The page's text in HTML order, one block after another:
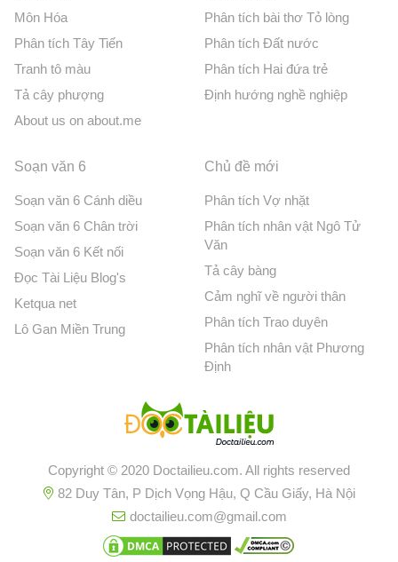
Môn Hóa
Phân tích Tây Tiến
Tranh tô màu
Tả cây phượng
About us on about.me
Phân tích bài thơ Tỏ lòng
Phân tích Đất nước
Phân tích Hai đứa trẻ
Định hướng nghề nghiệp
Soạn văn 6
Soạn văn 6 Cánh diều
Soạn văn 6 Chân trời
Soạn văn 6 Kết nối
Đọc Tài Liệu Blog's
Ketqua net
Lô Gan Miền Trung
Chủ đề mới
Phân tích Vợ nhặt
Phân tích nhân vật Ngô Tử
Văn
Tả cây bàng
Cảm nghĩ về người thân
Phân tích Trao duyên
Phân tích nhân vật Phương
Định
Copyright © 2020 Doctailieu.com. All rights reserved
82 Duy Tân, P Dịch Vọng Hậu, Q Cầu Giấy, Hà Nội
doctailieu.com@gmail.com